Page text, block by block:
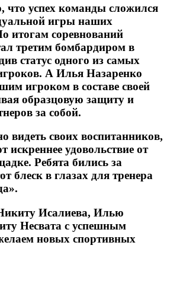
успех команды сложился
игры наших
итогам соревнований
третим бомбардиром в
статус одного из самых
А Илья Назаренко
игроком в составе своей
образцовую защиту и
за собой.
своих воспитанников,
искреннее удовольствие от
Ребята бились за
блеск в глазах для тренера
Исалиева, Илью
Несвата с успешным
новых спортивных